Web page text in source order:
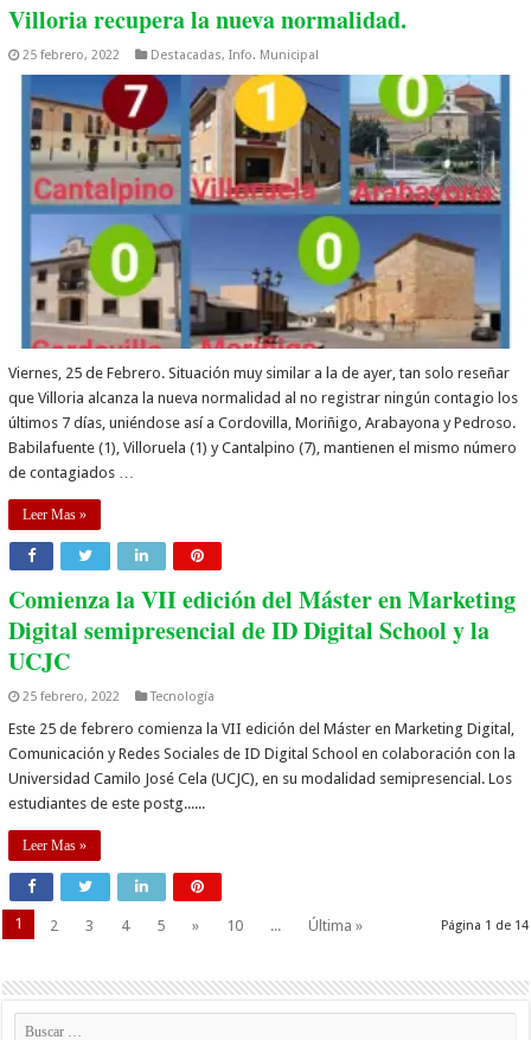
Villoria recupera la nueva normalidad.
25 febrero, 2022 Destacadas,Info. Municipal
Viernes, 25 de Febrero. Situación muy similar a la de ayer, tan solo reseñar
que Villoria alcanza la nueva normalidad al no registrar ningún contagio los
últimos 7 días, uniéndose así a Cordovilla, Moriñigo, Arabayona y Pedroso.
Babilafuente (1), Villoruela (1) y Cantalpino (7), mantienen el mismo número
de contagiados …
Leer Mas »
Comienza la VII edición del Máster en Marketing
Digital semipresencial de ID Digital School y la
UCJC
25 febrero, 2022 Tecnología
Este 25 de febrero comienza la VII edición del Máster en Marketing Digital,
Comunicación y Redes Sociales de ID Digital School en colaboración con la
Universidad Camilo José Cela (UCJC), en su modalidad semipresencial. Los
estudiantes de este postg......
Leer Mas »
Página 1 de 14
1 2 3 4 5 » 10 ... Última »